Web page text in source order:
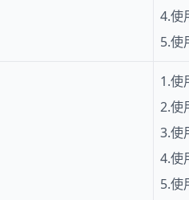
4.使
5.使
1.使
2.使
3.使
4.使
5.使